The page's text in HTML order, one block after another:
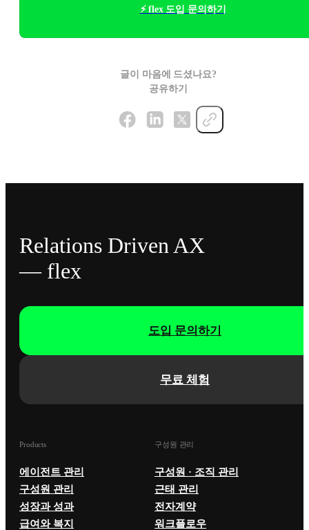
⚡ flex 도입 문의하기
글이 마음에 드셨나요?
공유하기
Relations Driven AX
— flex
무료 체험
도입 문의하기
Products
에이전트 관리
구성원 관리
성장과 성과
급여와 복지
구성원 관리
구성원 · 조직 관리
근태 관리
전자계약
워크플로우